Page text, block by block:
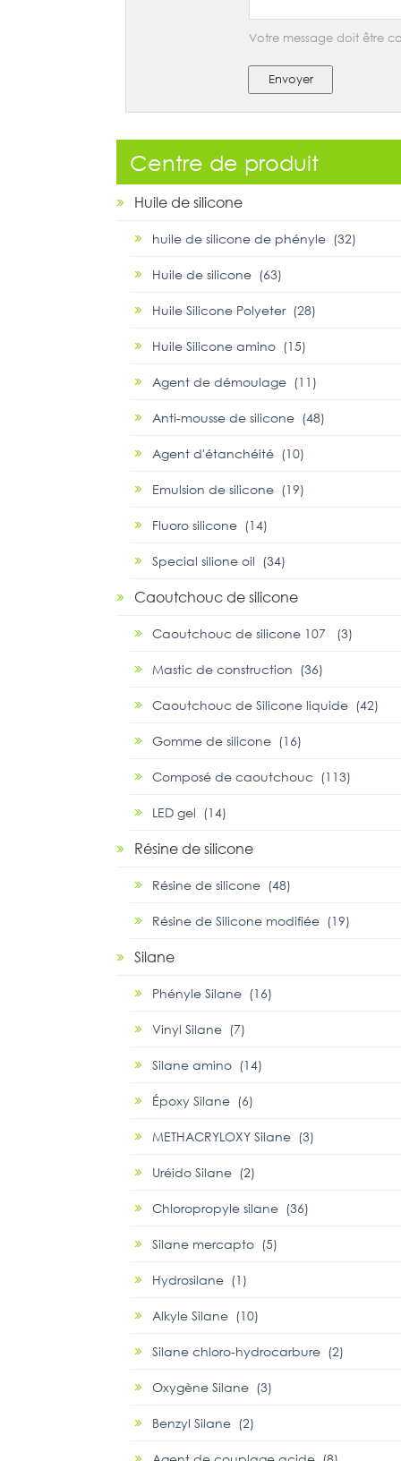
Votre message doit être
Envoyer
Centre de produit
Huile de silicone
huile de silicone de phényle (32)
Huile de silicone (63)
Huile Silicone Polyeter (28)
Huile Silicone amino (15)
Agent de démoulage (11)
Anti-mousse de silicone (48)
Agent d'étanchéité (10)
Emulsion de silicone (19)
Fluoro silicone (14)
Special silione oil (34)
Caoutchouc de silicone
Caoutchouc de silicone 107 (3)
Mastic de construction (36)
Caoutchouc de Silicone liquide (42)
Gomme de silicone (16)
Composé de caoutchouc (113)
LED gel (14)
Résine de silicone
Résine de silicone (48)
Résine de Silicone modifiée (19)
Silane
Phényle Silane (16)
Vinyl Silane (7)
Silane amino (14)
Époxy Silane (6)
METHACRYLOXY Silane (3)
Uréido Silane (2)
Chloropropyle silane (36)
Silane mercapto (5)
Hydrosilane (1)
Alkyle Silane (10)
Silane chloro-hydrocarbure (2)
Oxygène Silane (3)
Benzyl Silane (2)